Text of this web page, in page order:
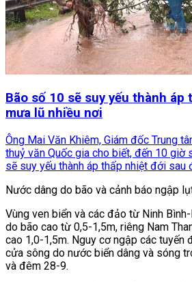
Bão số 10 sẽ suy yếu thành áp
mưa lũ nhiều nơi
Ông Mai Văn Khiêm, Giám đốc Trung
thuỷ văn Quốc gia cho biết, đến 10 giờ
sẽ suy yếu thành áp thấp nhiệt đới sau
Nước dâng do bão và cảnh báo ngập
Vùng ven biển và các đảo từ Ninh
do bão cao từ 0,5-1,5m, riêng Nam
cao 1,0-1,5m. Nguy cơ ngập các tuyến
cửa sông do nước biển dâng và sóng
và đêm 28-9.